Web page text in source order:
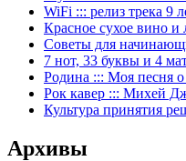
WiFi ::: релиз трека 9
Красное сухое вино
Советы для
7 нот, 33 буквы и 4
Родина ::: Моя песня
Рок кавер ::: Михей
Культура принятия
Архивы